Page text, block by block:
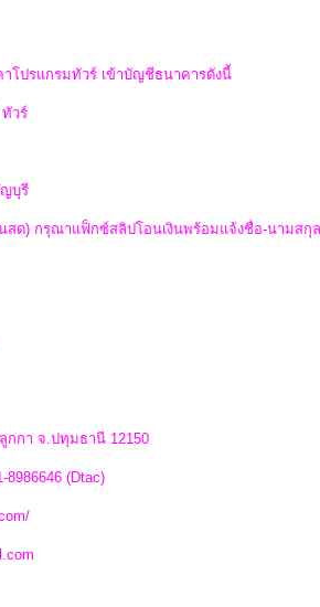
โปรแกรมทัวร์ เข้าบัญชีธนาคารดังนี้
วร์
บุรี
สด) กรุณาแฟ็กซ์สลิปโอนเงินพร้อมแจ้งชื่อ-นามสกุล
กกา จ.ปทุมธานี 12150
8986646 (Dtac)